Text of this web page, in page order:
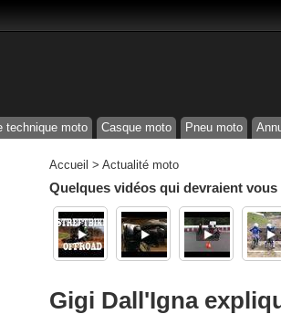
technique moto Casque moto Pneu moto
Accueil > Actualité moto
Quelques vidéos qui devraient vous
Gigi Dall'Igna